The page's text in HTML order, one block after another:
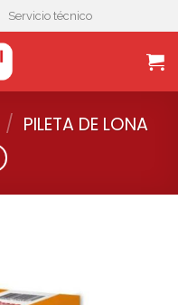
Servicio técnico
/ PILETA DE LONA